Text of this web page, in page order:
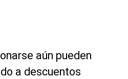
aún pueden
a descuentos